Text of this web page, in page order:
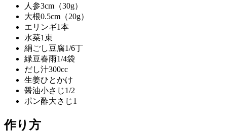
人参3cm（30g）
大根0.5cm（20g）
エリンギ1本
水菜1束
絹ごし豆腐1/6丁
緑豆春雨1/4袋
だし汁300cc
生姜ひとかけ
醤油小さじ1/2
ポン酢大さじ1
作り方